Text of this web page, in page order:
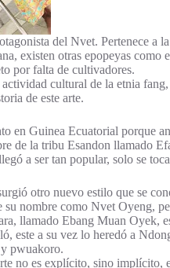
del Nvet. Pertenece
existen otras epopeyas
por falta de cultivadores.
cultural de la etnia
de este arte.
en Guinea Ecuatorial porque
de la tribu Esandon llamado
a ser tan popular, solo se
otro nuevo estilo que se
su nombre como Nvet Oyeng,
llamado Ebang Muan Oyek,
este a su vez lo heredó a
pwuakoro.
no es explícito, sino implícito,